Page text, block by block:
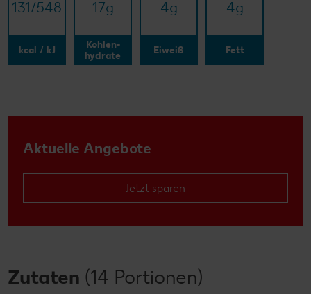
131/​548
kcal / kJ
17g
Kohlen-
hydrate
4g
Eiweiß
4g
Fett
Aktuelle Angebote
Jetzt sparen
Zutaten (14 Portionen)